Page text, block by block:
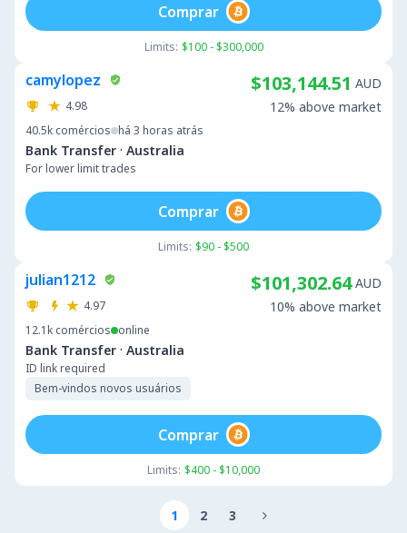
Limits: $100 - $300,000
Comprar
camylopez
4.98
40.5k comércios há 3 horas atrás
Bank Transfer · Australia
For lower limit trades
$103,144.51 AUD
12% above market
Limits: $90 - $500
Comprar
julian1212
4.97
12.1k comércios online
Bank Transfer · Australia
ID link required
Bem-vindos novos usuários
$101,302.64 AUD
10% above market
Limits: $400 - $10,000
Comprar
1 2 3 